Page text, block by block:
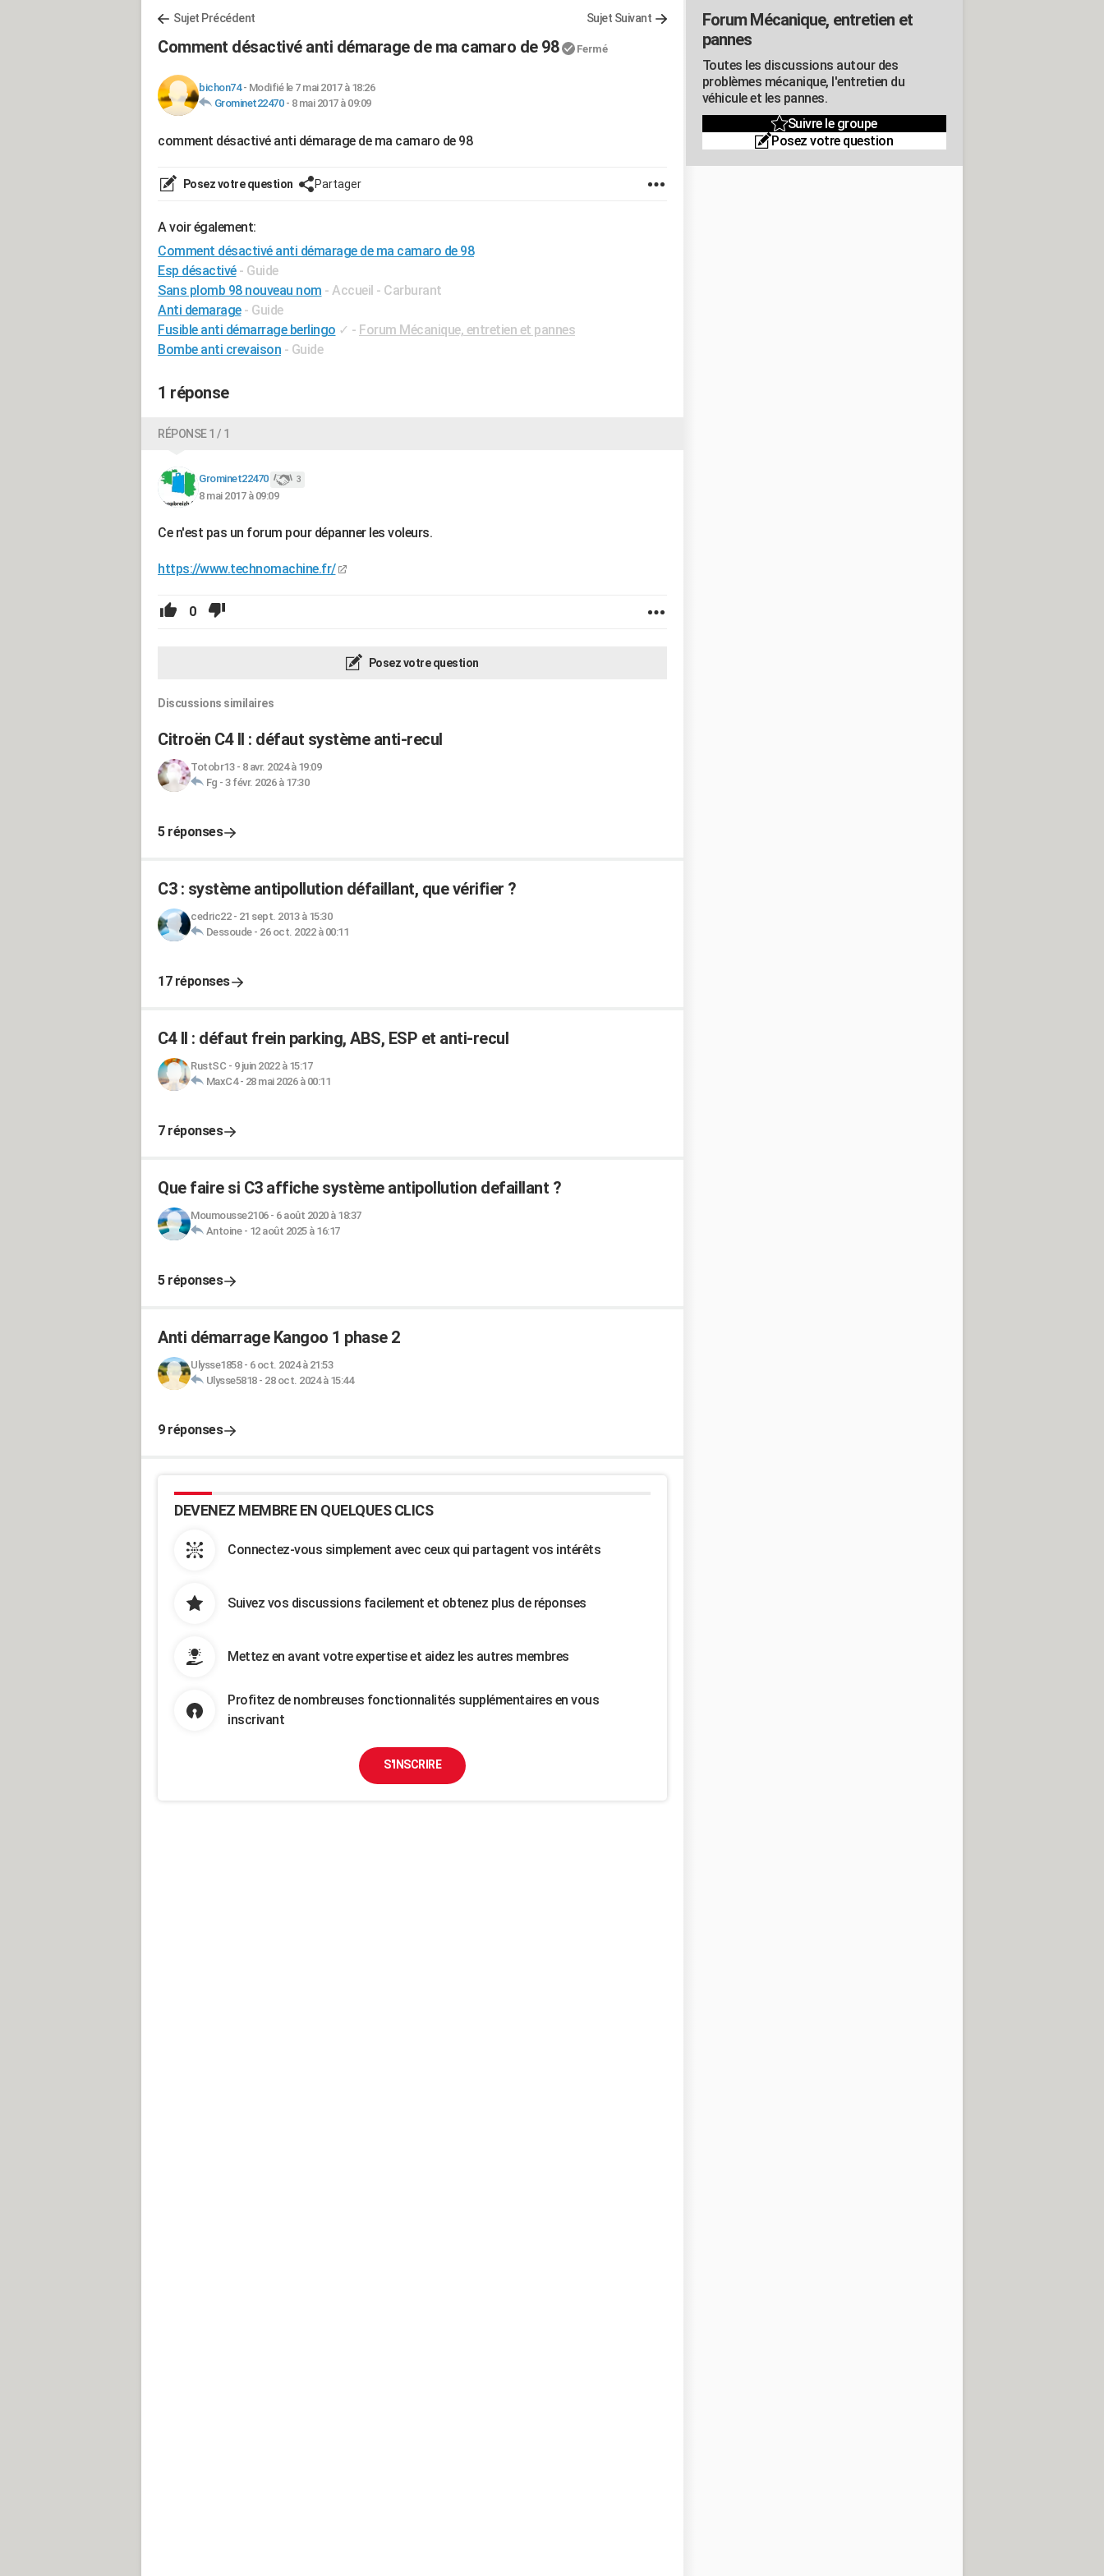
Sujet Précédent Sujet Suivant
Comment désactivé anti démarage de ma camaro de 98 Fermé
bichon74- Modifié le 7 mai 2017 à 18:26
Grominet22470- 8 mai 2017 à 09:09
comment désactivé anti démarage de ma camaro de 98
Posez votre question Partager
A voir également:
Comment désactivé anti démarage de ma camaro de 98
Esp désactivé - Guide
Sans plomb 98 nouveau nom - Accueil - Carburant
Anti demarage - Guide
Fusible anti démarrage berlingo ✓ - Forum Mécanique, entretien et pannes
Bombe anti crevaison - Guide
1 réponse
RÉPONSE 1 / 1
Grominet22470 3
8 mai 2017 à 09:09
Ce n'est pas un forum pour dépanner les voleurs.
https://www.technomachine.fr/
0
Posez votre question
Discussions similaires
Citroën C4 II : défaut système anti-recul
Totobr13- 8 avr. 2024 à 19:09
Fg - 3 févr. 2026 à 17:30
5 réponses
C3 : système antipollution défaillant, que vérifier ?
cedric22- 21 sept. 2013 à 15:30
Dessoude- 26 oct. 2022 à 00:11
17 réponses
C4 II : défaut frein parking, ABS, ESP et anti-recul
RustSC - 9 juin 2022 à 15:17
MaxC4- 28 mai 2026 à 00:11
7 réponses
Que faire si C3 affiche système antipollution defaillant ?
Moumousse2106- 6 août 2020 à 18:37
Antoine- 12 août 2025 à 16:17
5 réponses
Anti démarrage Kangoo 1 phase 2
Ulysse1858- 6 oct. 2024 à 21:53
Ulysse5818- 28 oct. 2024 à 15:44
9 réponses
DEVENEZ MEMBRE EN QUELQUES CLICS
Connectez-vous simplement avec ceux qui partagent vos intérêts
Suivez vos discussions facilement et obtenez plus de réponses
Mettez en avant votre expertise et aidez les autres membres
Profitez de nombreuses fonctionnalités supplémentaires en vous
inscrivant
S'INSCRIRE
Forum Mécanique, entretien et
pannes
Toutes les discussions autour des
problèmes mécanique, l'entretien du
véhicule et les pannes.
Suivre le groupe
Posez votre question